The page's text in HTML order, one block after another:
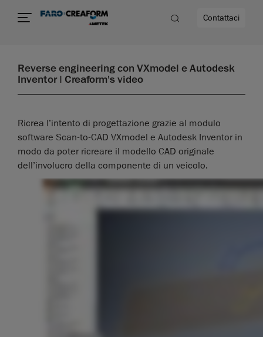
Contattaci
Reverse engineering con VXmodel e Autodesk
Inventor | Creaform's video
Ricrea l’intento di progettazione grazie al modulo
software Scan-to-CAD VXmodel e Autodesk Inventor in
modo da poter ricreare il modello CAD originale
dell’involucro della componente di un veicolo.